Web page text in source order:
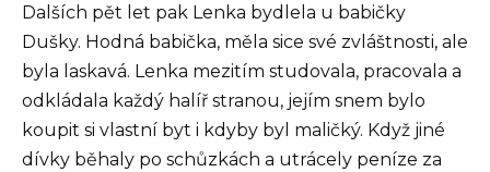
Dalších pět let pak Lenka bydlela u babičky
Dušky. Hodná babička, měla sice své zvláštnosti, ale
byla laskavá. Lenka mezitím studovala, pracovala a
odkládala každý halíř stranou, jejím snem bylo
koupit si vlastní byt i kdyby byl maličký. Když jiné
dívky běhaly po schůzkách a utrácely peníze za